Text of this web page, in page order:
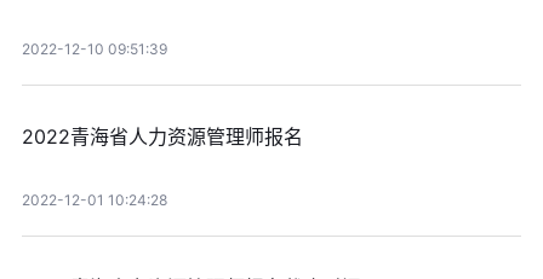
2022-12-10 09:51:39
2022青海省人力资源管理师报名
2022-12-01 10:24:28